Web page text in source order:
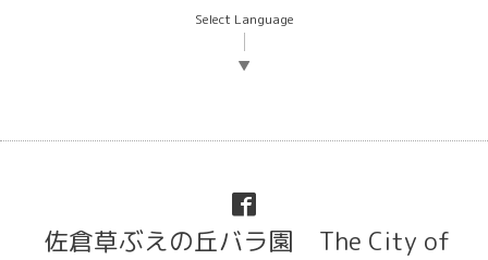
Select Language
▼
佐倉草ぶえの丘バラ園 The City of